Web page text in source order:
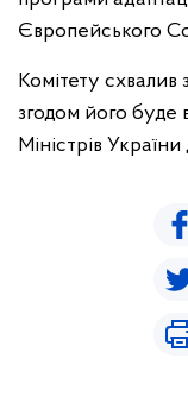
Європейського
Комітету
згодом його буде
Міністрів